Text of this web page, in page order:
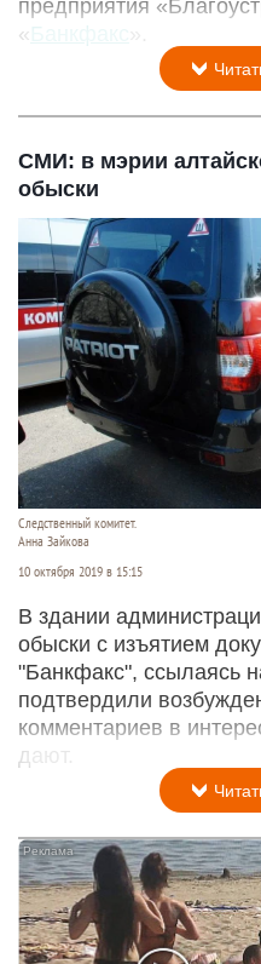
предприятия
« Банкфакс
СМИ: в мэрии
обыски
Следственный комитет.
Анна Зайкова
10 октября 2019 в 15:15
В здании
обыски с изъятием
"Банкфакс", ссылаясь
подтвердили
комментариев в
дают.